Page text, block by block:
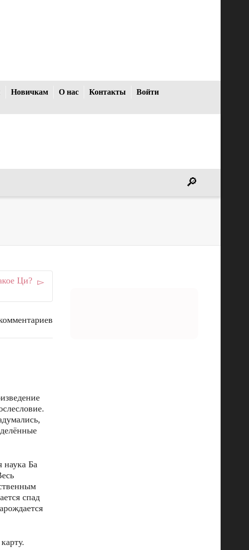
Новичкам О нас Контакты
Войти
Ци?
наука Ба
спад